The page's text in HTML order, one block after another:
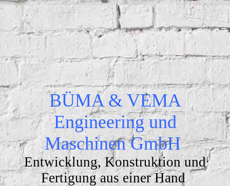
BÜMA & VEMA
Engineering und
Maschinen GmbH
Entwicklung, Konstruktion und
Fertigung aus einer Hand